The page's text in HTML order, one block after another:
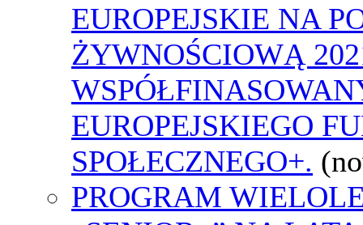
EUROPEJSKIE NA
ŻYWNOŚCIOWĄ
EUROPEJSKIEGO
SPOŁECZNEGO+.
PROGRAM